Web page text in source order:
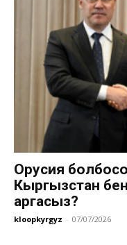
Орусия
Кыргызстан
аргасыз?
kloopkyrgyz - 07/07/2026